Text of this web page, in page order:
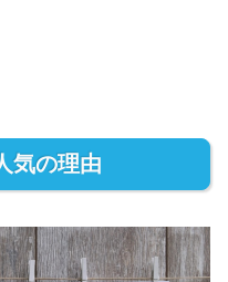
気の理由